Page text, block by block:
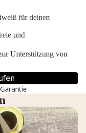
für deinen
und
Unterstützung von